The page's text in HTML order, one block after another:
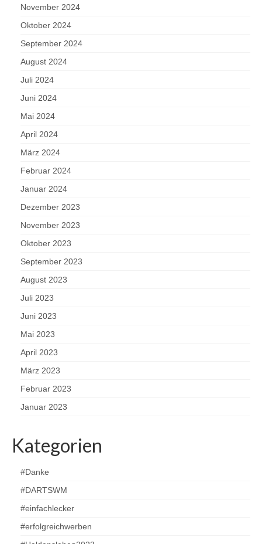
November 2024
Oktober 2024
September 2024
August 2024
Juli 2024
Juni 2024
Mai 2024
April 2024
März 2024
Februar 2024
Januar 2024
Dezember 2023
November 2023
Oktober 2023
September 2023
August 2023
Juli 2023
Juni 2023
Mai 2023
April 2023
März 2023
Februar 2023
Januar 2023
Kategorien
#Danke
#DARTSWM
#einfachlecker
#erfolgreichwerben